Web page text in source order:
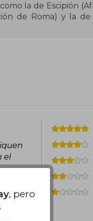
la de Escipión
de Roma) y la
2018, consolidando
el
, pero